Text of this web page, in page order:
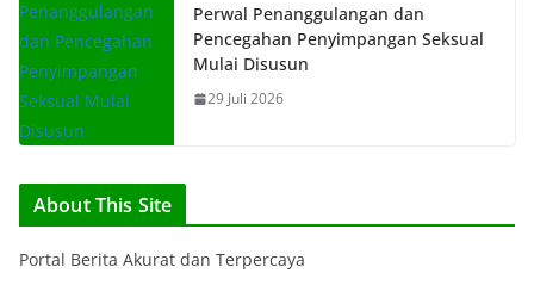
Perwal Penanggulangan dan
Pencegahan Penyimpangan Seksual
Mulai Disusun
29 Juli 2026
About This Site
Portal Berita Akurat dan Terpercaya